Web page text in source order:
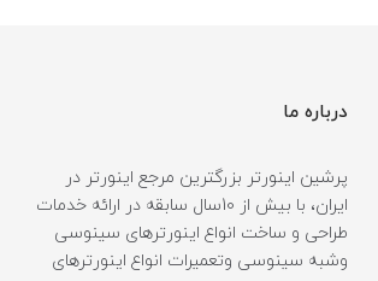
درباره ما
پرشین اینورتر بزرگترین مرجع اینورتر در
ایران، با بیش از 10سال سابقه در ارائه خدمات
طراحی و ساخت انواع اینورترهای سینوسی
وشبه سینوسی وتعمیرات انواع اینورترهای